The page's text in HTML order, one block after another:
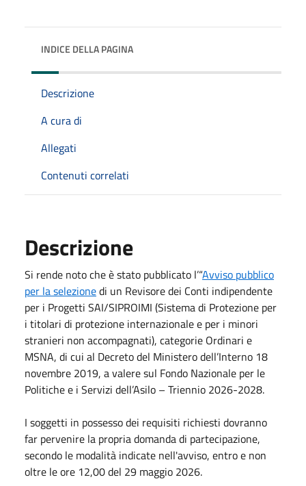
INDICE DELLA PAGINA
Descrizione
A cura di
Allegati
Contenuti correlati
Descrizione
Si rende noto che è stato pubblicato l’“Avviso pubblico
per la selezionedi un Revisore dei Conti indipendente
per i Progetti SAI/SIPROIMI (Sistema di Protezione per
i titolari di protezione internazionale e per i minori
stranieri non accompagnati), categorie Ordinari e
MSNA, di cui al Decreto del Ministero dell’Interno 18
novembre 2019, a valere sul Fondo Nazionale per le
Politiche e i Servizi dell’Asilo – Triennio 2026-2028.
I soggetti in possesso dei requisiti richiesti dovranno
far pervenire la propria domanda di partecipazione,
secondo le modalità indicate nell'avviso, entro e non
oltre le ore 12,00 del 29 maggio 2026.